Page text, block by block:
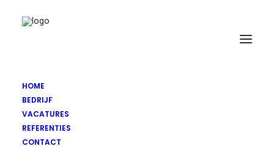
HOME
BEDRIJF
VACATURES
REFERENTIES
CONTACT
CNC Engineer /
Machinebouw: